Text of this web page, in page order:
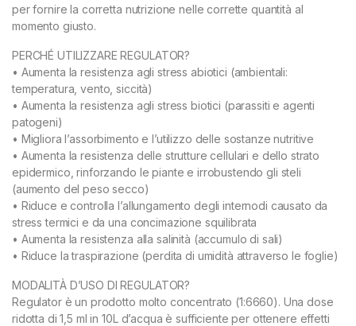
per fornire la corretta nutrizione nelle corrette quantità al
momento giusto.
PERCHÉ UTILIZZARE REGULATOR?
• Aumenta la resistenza agli stress abiotici (ambientali:
temperatura, vento, siccità)
• Aumenta la resistenza agli stress biotici (parassiti e agenti
patogeni)
• Migliora l’assorbimento e l’utilizzo delle sostanze nutritive
• Aumenta la resistenza delle strutture cellulari e dello strato
epidermico, rinforzando le piante e irrobustendo gli steli
(aumento del peso secco)
• Riduce e controlla l’allungamento degli internodi causato da
stress termici e da una concimazione squilibrata
• Aumenta la resistenza alla salinità (accumulo di sali)
• Riduce la traspirazione (perdita di umidità attraverso le foglie)
MODALITÀ D’USO DI REGULATOR?
Regulator è un prodotto molto concentrato (1:6660). Una dose
ridotta di 1,5 ml in 10L d’acqua è sufficiente per ottenere effetti